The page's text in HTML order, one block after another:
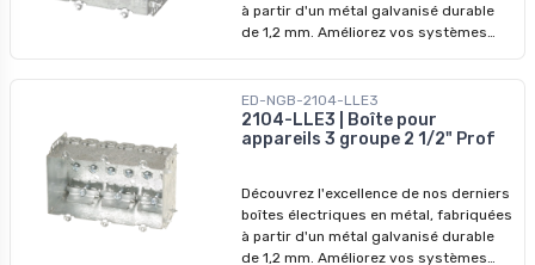
à partir d'un métal galvanisé durable
de 1,2 mm. Améliorez vos systèmes
surpasser les modèles précédents. Ne
manquez pas nos prix imbattables -
profitez-en pour révolutionner vos
ED-NGB-2104-LLE3
2104-LLE3 | Boîte pour
appareils 3 groupe 2 1/2" Prof
Découvrez l'excellence de nos derniers
boîtes électriques en métal, fabriquées
à partir d'un métal galvanisé durable
de 1,2 mm. Améliorez vos systèmes